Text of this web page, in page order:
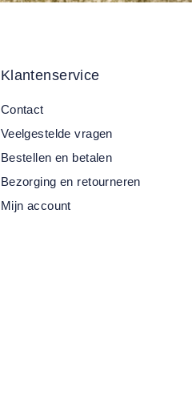
Klantenservice
Contact
Veelgestelde vragen
Bestellen en betalen
Bezorging en retourneren
Mijn account